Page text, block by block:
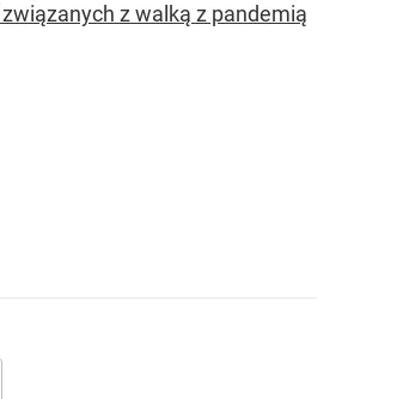
z walką z pandemią